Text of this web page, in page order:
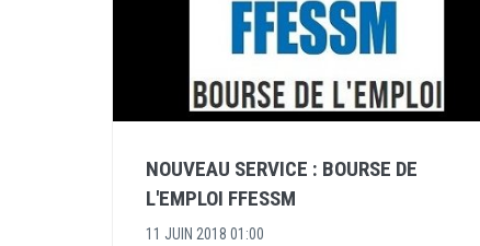
NOUVEAU SERVICE : BOURSE DE
L'EMPLOI FFESSM
11 JUIN 2018 01:00